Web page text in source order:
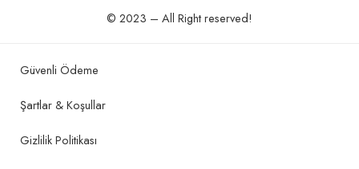
© 2023 – All Right reserved!
Güvenli Ödeme
Şartlar & Koşullar
Gizlilik Politikası